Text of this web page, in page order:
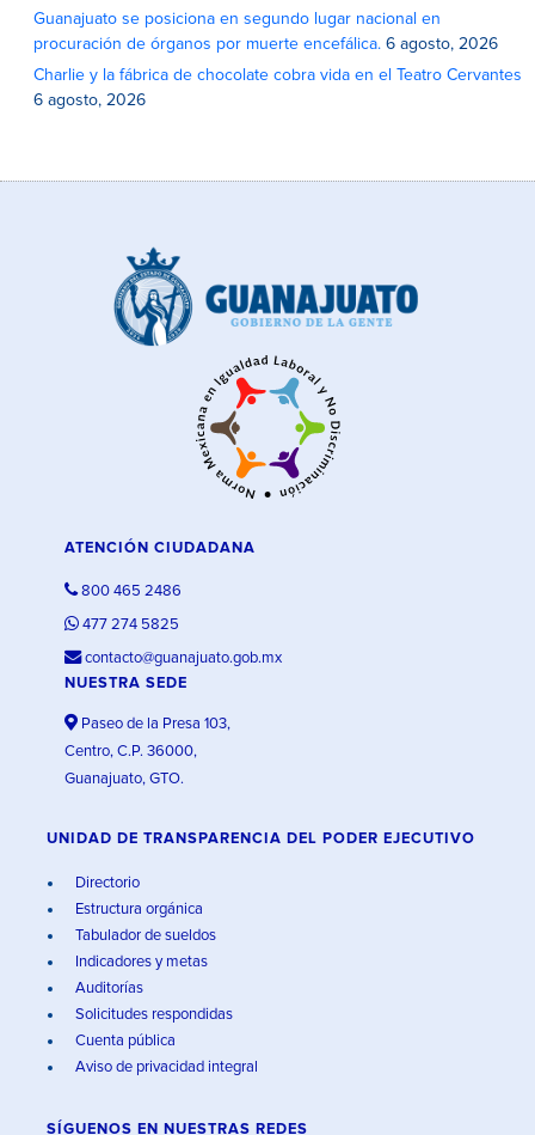
Guanajuato se posiciona en segundo lugar nacional en
procuración de órganos por muerte encefálica. 6 agosto, 2026
Charlie y la fábrica de chocolate cobra vida en el Teatro Cervantes
6 agosto, 2026
ATENCIÓN CIUDADANA
800 465 2486
477 274 5825
contacto@guanajuato.gob.mx
NUESTRA SEDE
Paseo de la Presa 103,
Centro, C.P. 36000,
Guanajuato, GTO.
UNIDAD DE TRANSPARENCIA DEL PODER EJECUTIVO
Directorio
Estructura orgánica
Tabulador de sueldos
Indicadores y metas
Auditorías
Solicitudes respondidas
Cuenta pública
Aviso de privacidad integral
SÍGUENOS EN NUESTRAS REDES